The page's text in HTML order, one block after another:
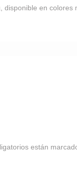
en colores
están